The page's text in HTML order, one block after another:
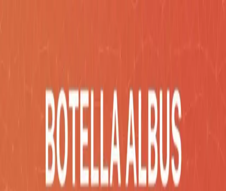
CatálogoDesarrollosBlogEmpresa Contacto
COTIZA AHORA
Catálogo /Bebidas
BOTELLA ALBUS
Bebidas